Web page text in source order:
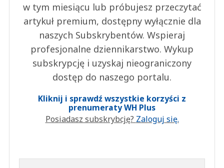
w tym miesiącu lub próbujesz przeczytać
artykuł premium, dostępny wyłącznie dla
naszych Subskrybentów. Wspieraj
profesjonalne dziennikarstwo. Wykup
subskrypcję i uzyskaj nieograniczony
dostęp do naszego portalu.
Kliknij i sprawdź wszystkie korzyści z
prenumeraty WH Plus
Posiadasz subskrybcję? Zaloguj się.